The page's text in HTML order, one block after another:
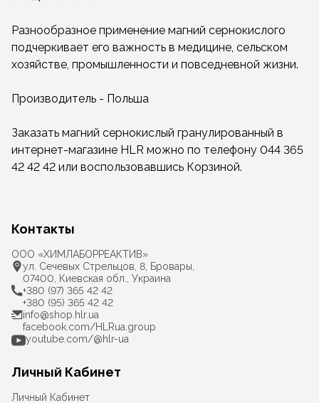
Разнообразное применение магний сернокислого
подчеркивает его важность в медицине, сельском
хозяйстве, промышленности и повседневной жизни.
Производитель - Польша
Заказать магний сернокислый гранулированный в
интернет-магазине HLR можно по телефону 044 365
42 42 42 или воспользовавшись Корзиной.
Контакты
ООО «ХИМЛАБОРРЕАКТИВ»
ул. Сечевых Стрельцов, 8, Бровары,
07400, Киевская обл., Украина
+380 (97) 365 42 42
+380 (95) 365 42 42
info@shop.hlr.ua
facebook.com/HLRua.group
youtube.com/@hlr-ua
Личный Кабинет
Личный Кабинет